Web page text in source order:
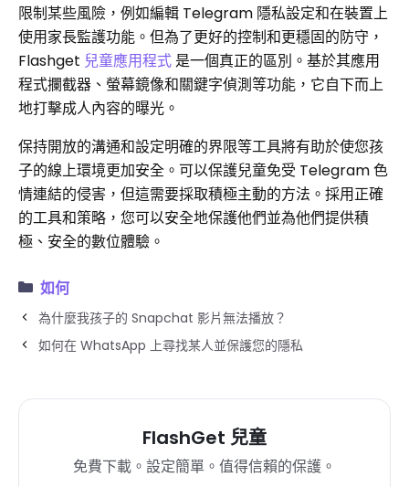
限制某些風險，例如編輯 Telegram 隱私設定和在裝置上
使用家長監護功能。但為了更好的控制和更穩固的防守，
Flashget 兒童應用程式是一個真正的區別。基於其應用
程式攔截器、螢幕鏡像和關鍵字偵測等功能，它自下而上
地打擊成人內容的曝光。
保持開放的溝通和設定明確的界限等工具將有助於使您孩
子的線上環境更加安全。可以保護兒童免受 Telegram 色
情連結的侵害，但這需要採取積極主動的方法。採用正確
的工具和策略，您可以安全地保護他們並為他們提供積
極、安全的數位體驗。
如何
為什麼我孩子的 Snapchat 影片無法播放？
如何在 WhatsApp 上尋找某人並保護您的隱私
FlashGet 兒童
免費下載。設定簡單。值得信賴的保護。